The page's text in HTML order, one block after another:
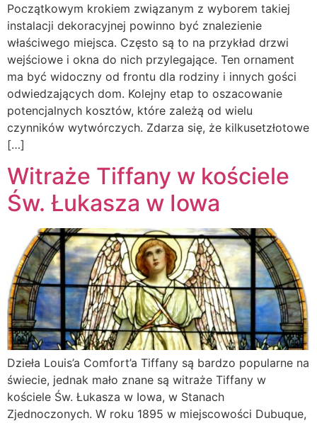
Początkowym krokiem związanym z wyborem takiej
instalacji dekoracyjnej powinno być znalezienie
właściwego miejsca. Często są to na przykład drzwi
wejściowe i okna do nich przylegające. Ten ornament
ma być widoczny od frontu dla rodziny i innych gości
odwiedzających dom. Kolejny etap to oszacowanie
potencjalnych kosztów, które zależą od wielu
czynników wytwórczych. Zdarza się, że kilkusetzłotowe
[…]
Witraże Tiffany w kościele
Św. Łukasza w Iowa
Dzieła Louis’a Comfort’a Tiffany są bardzo popularne na
świecie, jednak mało znane są witraże Tiffany w
kościele Św. Łukasza w Iowa, w Stanach
Zjednoczonych. W roku 1895 w miejscowości Dubuque,